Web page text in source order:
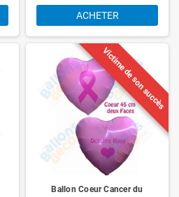
ACHETER
Victime de son succès
Ballon Coeur Cancer du